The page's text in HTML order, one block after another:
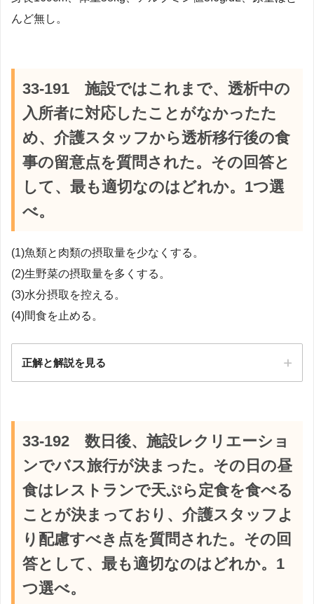
んど無し。
33-191 施設ではこれまで、透析中の
入所者に対応したことがなかったた
め、介護スタッフから透析移行後の食
事の留意点を質問された。その回答と
して、最も適切なのはどれか。1つ選
べ。
(1)魚類と肉類の摂取量を少なくする。
(2)生野菜の摂取量を多くする。
(3)水分摂取を控える。
(4)間食を止める。
正解と解説を見る
33-192 数日後、施設レクリエーショ
ンでバス旅行が決まった。その日の昼
食はレストランで天ぷら定食を食べる
ことが決まっており、介護スタッフよ
り配慮すべき点を質問された。その回
答として、最も適切なのはどれか。1
つ選べ。